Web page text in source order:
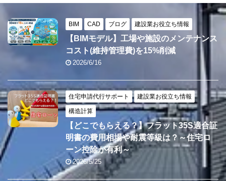
BIM CAD ブログ 建設業お役立ち情報
【BIMモデル】工場や施設のメンテナンス
コスト(維持管理費)を15%削減
2026/6/16
住宅申請代行サポート 建設業お役立ち情報
構造計算
【どこでもらえる？】フラット35S適合証
明書の費用相場や耐震等級は？～住宅ロ
ーン控除が有利～
2026/5/25